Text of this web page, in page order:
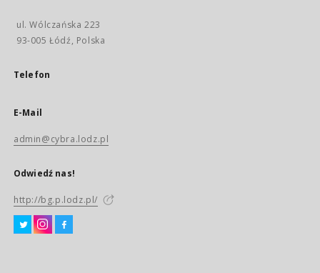
ul. Wólczańska 223
93-005 Łódź, Polska
Telefon
E-Mail
admin@cybra.lodz.pl
Odwiedź nas!
http://bg.p.lodz.pl/